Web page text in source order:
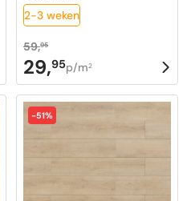
2-3 weken
59,95
Oorspronkelijke
prijs
was:
59,95.
29,95
Huidige
prijs
is:
29,95.
p/m2
-51%